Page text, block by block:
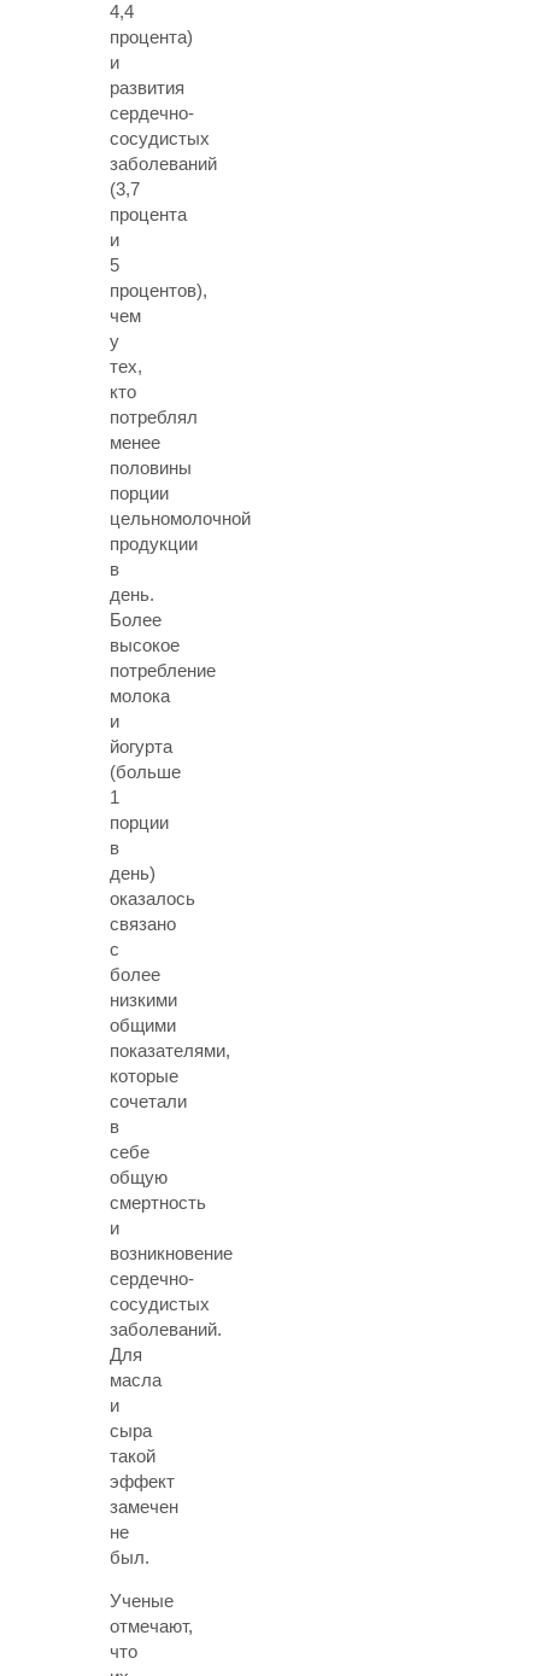
4,4
процента)
и
развития
сердечно-
сосудистых
заболеваний
(3,7
процента
и
5
процентов),
чем
у
тех,
кто
потреблял
менее
половины
порции
цельномолочной
продукции
в
день.
Более
высокое
потребление
молока
и
йогурта
(больше
1
порции
в
день)
оказалось
связано
с
более
низкими
общими
показателями,
которые
сочетали
в
себе
общую
смертность
и
возникновение
сердечно-
сосудистых
заболеваний.
Для
масла
и
сыра
такой
эффект
замечен
не
был.
Ученые
отмечают,
что